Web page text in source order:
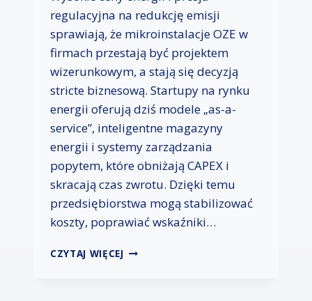
Y
H
W
B
A
N
Ż
Y
-
C
O
M
regulacyjna na redukcję emisji
sprawiają, że mikroinstalacje OZE w
firmach przestają być projektem
wizerunkowym, a stają się decyzją
stricte biznesową. Startupy na rynku
energii oferują dziś modele „as-a-
service”, inteligentne magazyny
energii i systemy zarządzania
popytem, które obniżają CAPEX i
skracają czas zwrotu. Dzięki temu
przedsiębiorstwa mogą stabilizować
koszty, poprawiać wskaźniki…
CZYTAJ WIĘCEJ S